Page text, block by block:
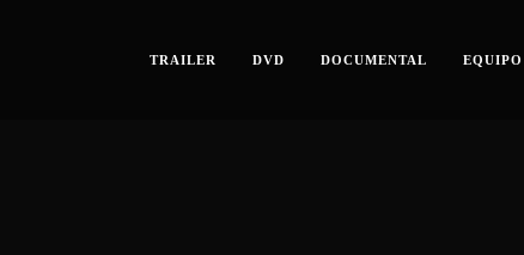
TRAILER DVD DOCUMENTAL EQUIPO